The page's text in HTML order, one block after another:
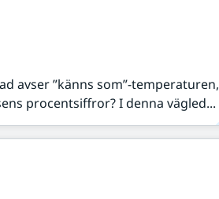
avser ”känns som”-temperaturen,
procentsiffror? I denna vägled...